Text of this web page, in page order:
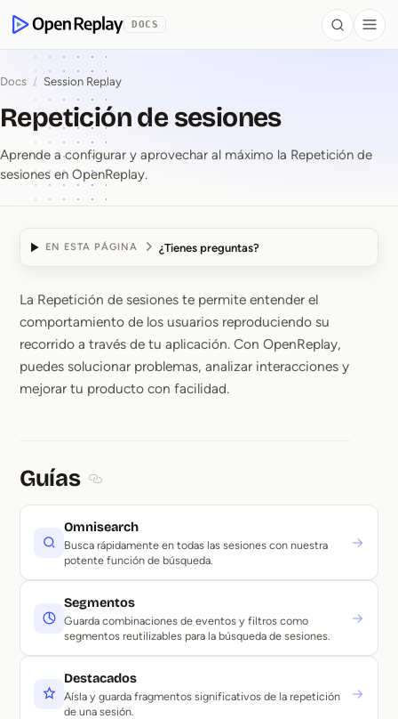
OpenReplay
DOCS Search
Docs / Session Replay
Repetición de sesiones
Aprende a configurar y aprovechar al máximo la Repetición de
sesiones en OpenReplay.
EN ESTA PÁGINA ¿Tienes preguntas?
Repetición de sesiones
La Repetición de sesiones te permite entender el
comportamiento de los usuarios reproduciendo su
recorrido a través de tu aplicación. Con OpenReplay,
puedes solucionar problemas, analizar interacciones y
mejorar tu producto con facilidad.
Guías
Omnisearch
Busca rápidamente en todas las sesiones con nuestra
potente función de búsqueda.
→
Segmentos
Guarda combinaciones de eventos y filtros como
segmentos reutilizables para la búsqueda de sesiones.
→
Destacados
Aísla y guarda fragmentos significativos de la repetición
de una sesión.
→